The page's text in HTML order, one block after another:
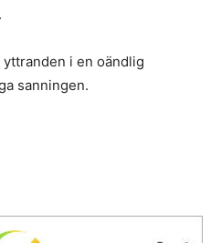
i en oändlig
sanningen.